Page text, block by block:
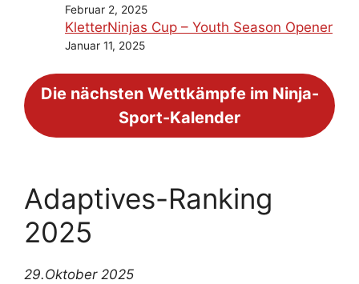
Februar 2, 2025
KletterNinjas Cup – Youth Season Opener
Januar 11, 2025
Die nächsten Wettkämpfe im Ninja-
Sport-Kalender
Adaptives-Ranking
2025
29.Oktober 2025